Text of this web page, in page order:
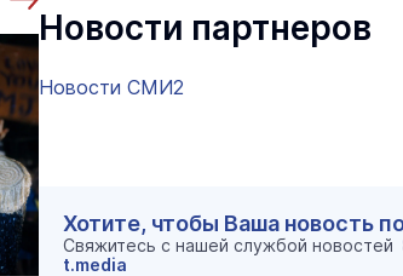
Новости партнеров
Новости СМИ2
Хотите, чтобы Ваша новость
Свяжитесь с нашей службой новостей
t.media